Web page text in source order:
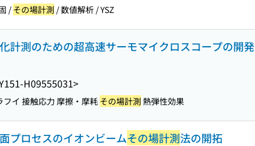
/その場計測 / 数値解析 / YSZ
計測のための超高速サーモマイクロスコープの開発
H09555031>
フイ 接触応力 摩擦・摩耗その場計測 熱弾性効果
プロセスのイオンビームその場計測法の開拓